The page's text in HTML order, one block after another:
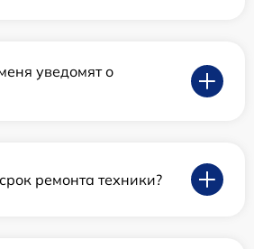
уведомят о
ремонта техники?